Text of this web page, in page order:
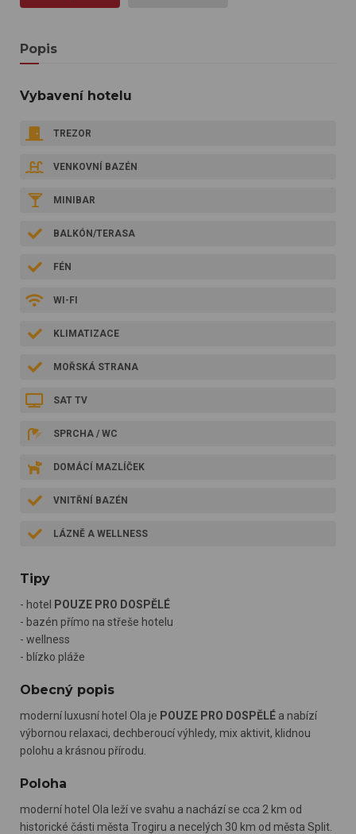
Popis
Vybavení hotelu
TREZOR
VENKOVNÍ BAZÉN
MINIBAR
BALKÓN/TERASA
FÉN
WI-FI
KLIMATIZACE
MOŘSKÁ STRANA
SAT TV
SPRCHA / WC
DOMÁCÍ MAZLÍČEK
VNITŘNÍ BAZÉN
LÁZNĚ A WELLNESS
Tipy
- hotel
POUZE PRO DOSPĚLÉ
- bazén přímo na střeše hotelu
- wellness
- blízko pláže
Obecný popis
moderní luxusní hotel Ola je POUZE PRO DOSPĚLÉ a nabízí
výbornou relaxaci, dechberoucí výhledy, mix aktivit, klidnou
polohu a krásnou přírodu.
Poloha
moderní hotel Ola leží ve svahu a nachází se cca 2 km od
historické části města Trogiru a necelých 30 km od města Split.